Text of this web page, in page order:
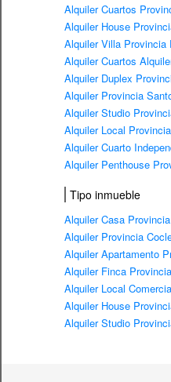
Alquiler Cuartos
Alquiler House
Alquiler Villa Provincia
Alquiler Cuartos
Alquiler Duplex
Alquiler Provincia
Alquiler Studio
Alquiler Local
Alquiler Cuarto
Alquiler Penthouse
Tipo inmueble
Alquiler Casa
Alquiler Provincia
Alquiler Apartamento
Alquiler Finca
Alquiler Local
Alquiler House
Alquiler Studio